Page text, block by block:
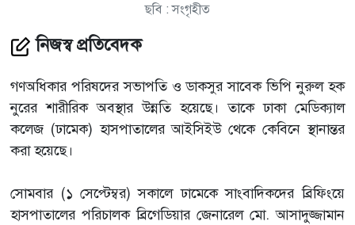
ছবি : সংগৃহীত
নিজস্ব প্রতিবেদক
গণঅধিকার পরিষদের সভাপতি ও ডাকসুর সাবেক ভিপি নুরুল হক
নুরের শারীরিক অবস্থার উন্নতি হয়েছে। তাকে ঢাকা মেডিক্যাল
কলেজ (ঢামেক) হাসপাতালের আইসিইউ থেকে কেবিনে স্থানান্তর
করা হয়েছে।
সোমবার (১ সেপ্টেম্বর) সকালে ঢামেকে সাংবাদিকদের ব্রিফিংয়ে
হাসপাতালের পরিচালক ব্রিগেডিয়ার জেনারেল মো. আসাদুজ্জামান